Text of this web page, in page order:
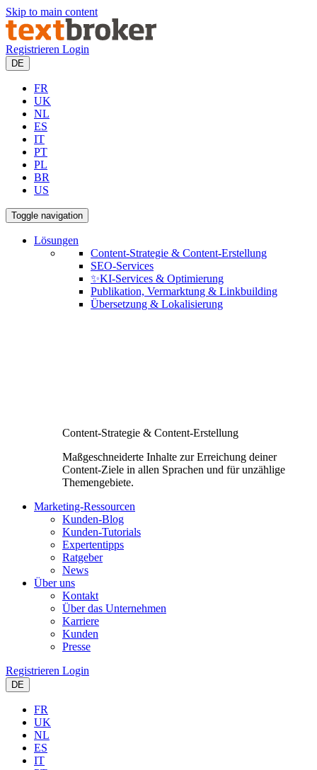
Skip to main content
Registrieren Login
DE
FR
UK
NL
ES
IT
PT
PL
BR
US
Toggle navigation
Lösungen
Content-Strategie & Content-Erstellung
SEO-Services
✨KI-Services & Optimierung
Publikation, Vermarktung & Linkbuilding
Übersetzung & Lokalisierung
Content-Strategie & Content-Erstellung
Maßgeschneiderte Inhalte zur Erreichung deiner
Content-Ziele in allen Sprachen und für unzählige
Themengebiete.
Marketing-Ressourcen
Kunden-Blog
Kunden-Tutorials
Expertentipps
Ratgeber
News
Über uns
Kontakt
Über das Unternehmen
Karriere
Kunden
Presse
Registrieren Login
DE
FR
UK
NL
ES
IT